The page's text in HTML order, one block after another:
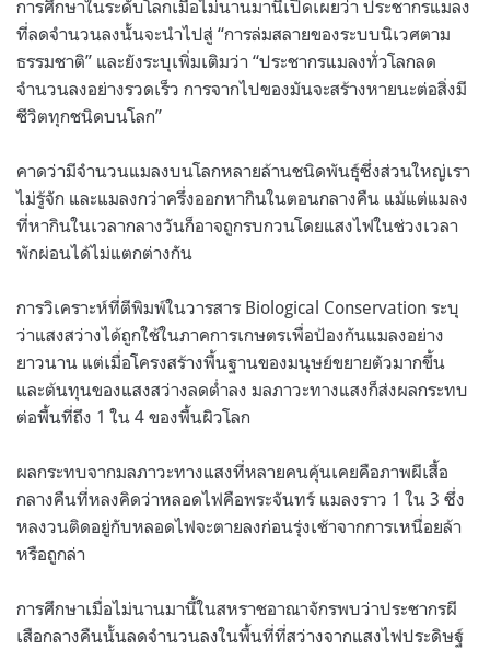
การศึกษาในระดับโลกเมื่อไม่นานมานี้เปิดเผยว่า ประชากรแมลง
ที่ลดจำนวนลงนั้นจะนำไปสู่ “การล่มสลายของระบบนิเวศตาม
ธรรมชาติ” และยังระบุเพิ่มเติมว่า “ประชากรแมลงทั่วโลกลด
จำนวนลงอย่างรวดเร็ว การจากไปของมันจะสร้างหายนะต่อสิ่งมี
ชีวิตทุกชนิดบนโลก”
คาดว่ามีจำนวนแมลงบนโลกหลายล้านชนิดพันธุ์ซึ่งส่วนใหญ่เรา
ไม่รู้จัก และแมลงกว่าครึ่งออกหากินในตอนกลางคืน แม้แต่แมลง
ที่หากินในเวลากลางวันก็อาจถูกรบกวนโดยแสงไฟในช่วงเวลา
พักผ่อนได้ไม่แตกต่างกัน
การวิเคราะห์ที่ตีพิมพ์ในวารสาร Biological Conservation ระบุ
ว่าแสงสว่างได้ถูกใช้ในภาคการเกษตรเพื่อป้องกันแมลงอย่าง
ยาวนาน แต่เมื่อโครงสร้างพื้นฐานของมนุษย์ขยายตัวมากขึ้น
และต้นทุนของแสงสว่างลดต่ำลง มลภาวะทางแสงก็ส่งผลกระทบ
ต่อพื้นที่ถึง 1 ใน 4 ของพื้นผิวโลก
ผลกระทบจากมลภาวะทางแสงที่หลายคนคุ้นเคยคือภาพผีเสื้อ
กลางคืนที่หลงคิดว่าหลอดไฟคือพระจันทร์ แมลงราว 1 ใน 3 ซึ่ง
หลงวนติดอยู่กับหลอดไฟจะตายลงก่อนรุ่งเช้าจากการเหนื่อยล้า
หรือถูกล่า
การศึกษาเมื่อไม่นานมานี้ในสหราชอาณาจักรพบว่าประชากรผี
เสือกลางคืนนั้นลดจำนวนลงในพื้นที่ที่สว่างจากแสงไฟประดิษฐ์